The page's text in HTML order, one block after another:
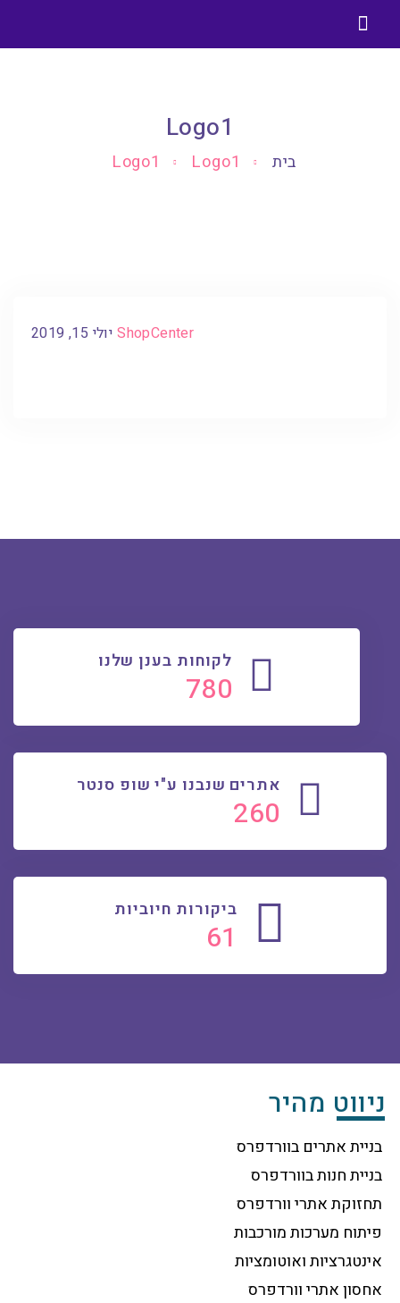
Logo1
בית Logo1
Logo1
ShopCenter יולי 15, 2019
לקוחות בענן שלנו
802
אתרים שנבנו ע"י שופ סנטר
268
ביקורות חיוביות
62
ניווט מהיר
בניית אתרים בוורדפרס
בניית חנות בוורדפרס
תחזוקת אתרי וורדפרס
פיתוח מערכות מורכבות
אינטגרציות ואוטומציות
אחסון אתרי וורדפרס